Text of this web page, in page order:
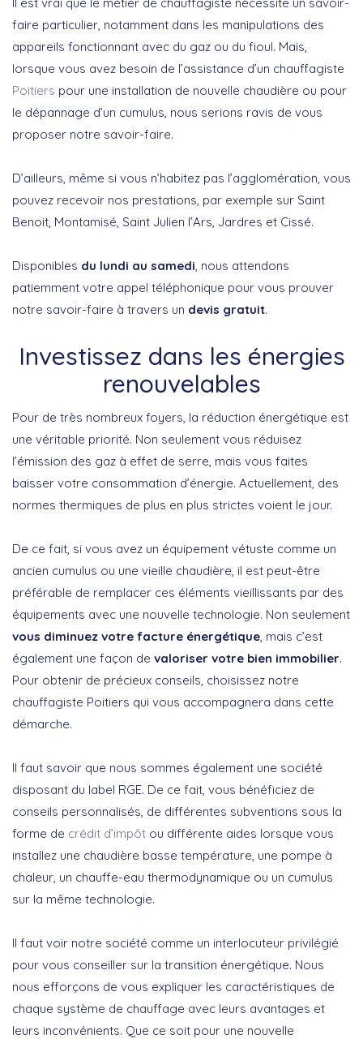
faire particulier, notamment dans les manipulations des
appareils fonctionnant avec du gaz ou du fioul. Mais,
lorsque vous avez besoin de l’assistance d’un chauffagiste
Poitiers pour une installation de nouvelle chaudière ou pour
le dépannage d’un cumulus, nous serions ravis de vous
proposer notre savoir-faire.
D’ailleurs, même si vous n’habitez pas l’agglomération, vous
pouvez recevoir nos prestations, par exemple sur Saint
Benoit, Montamisé, Saint Julien l’Ars, Jardres et Cissé.
Disponibles du lundi au samedi , nous attendons
patiemment votre appel téléphonique pour vous prouver
notre savoir-faire à travers un devis gratuit.
Investissez dans les énergies
renouvelables
Pour de très nombreux foyers, la réduction énergétique est
une véritable priorité. Non seulement vous réduisez
l’émission des gaz à effet de serre, mais vous faites
baisser votre consommation d’énergie. Actuellement, des
normes thermiques de plus en plus strictes voient le jour.
De ce fait, si vous avez un équipement vétuste comme un
ancien cumulus ou une vieille chaudière, il est peut-être
préférable de remplacer ces éléments vieillissants par des
équipements avec une nouvelle technologie. Non seulement
vous diminuez votre facture énergétique , mais c’est
également une façon de valoriser votre bien immobilier.
Pour obtenir de précieux conseils, choisissez notre
chauffagiste Poitiers qui vous accompagnera dans cette
démarche.
Il faut savoir que nous sommes également une société
disposant du label RGE. De ce fait, vous bénéficiez de
conseils personnalisés, de différentes subventions sous la
forme de crédit d’impôt ou différente aides lorsque vous
installez une chaudière basse température, une pompe à
chaleur, un chauffe-eau thermodynamique ou un cumulus
sur la même technologie.
Il faut voir notre société comme un interlocuteur privilégié
pour vous conseiller sur la transition énergétique. Nous
nous efforçons de vous expliquer les caractéristiques de
chaque système de chauffage avec leurs avantages et
leurs inconvénients. Que ce soit pour une nouvelle